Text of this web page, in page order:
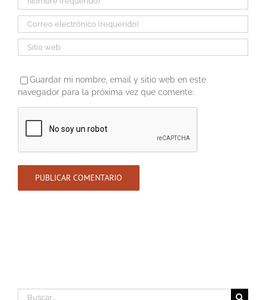
Guardar mi nombre, email y sitio web en este
navegador para la próxima vez que comente.
Buscar: